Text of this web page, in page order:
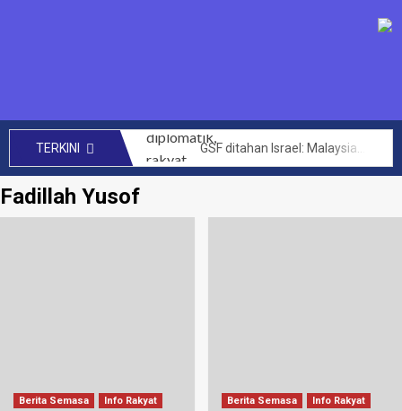
TERKINI
SENIMAN kecam Israel tahan aktivis Global Sumud Flotilla – Hafiz Nafiah
PTPTN umum dividen Simpan SSPN 4.05 peratus, tertinggi dalam 10 tahun – Zambry
Fadillah Yusof
Berita Semasa
Info Rakyat
Berita Semasa
Info Rakyat